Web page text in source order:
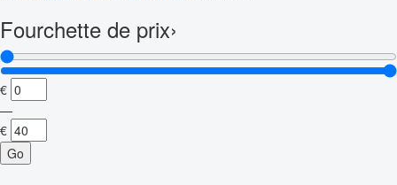
Fourchette de prix›
€
—
€
Go